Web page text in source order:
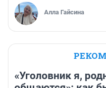
Алла Гайсина
«Уголовник я,